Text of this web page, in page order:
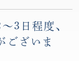
〜3日程度、
ございま